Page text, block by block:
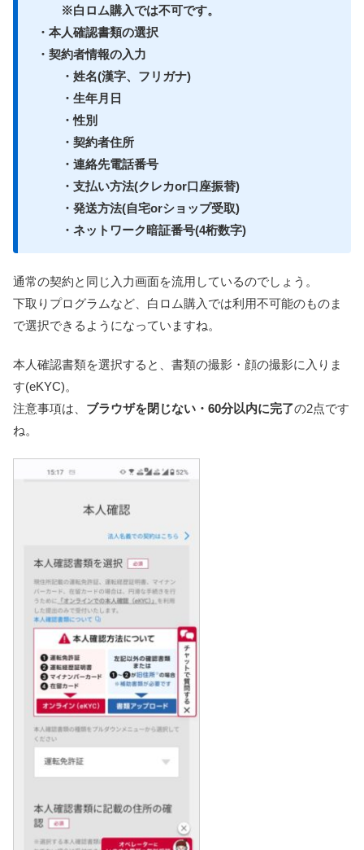
※白ロム購入では不可です。
・本人確認書類の選択
・契約者情報の入力
・姓名(漢字、フリガナ)
・生年月日
・性別
・契約者住所
・連絡先電話番号
・支払い方法(クレカor口座振替)
・発送方法(自宅orショップ受取)
・ネットワーク暗証番号(4桁数字)
通常の契約と同じ入力画面を流用しているのでしょう。
下取りプログラムなど、白ロム購入では利用不可能のものま
で選択できるようになっていますね。
本人確認書類を選択すると、書類の撮影・顔の撮影に入りま
す(eKYC)。
注意事項は、 ブラウザを閉じない・60分以内に完了の2点です
ね。